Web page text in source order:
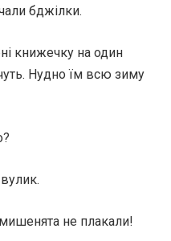
бджілки.
книжечку на один
Нудно їм всю зиму
не плакали!